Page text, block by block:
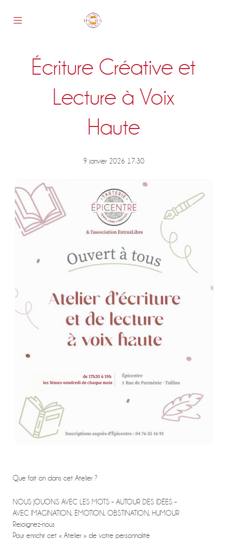
Toggle
Écriture Créative et
Lecture à Voix
Haute
9 janvier 2026 17:30
Que fait on dans cet Atelier ?
NOUS JOUONS AVEC LES MOTS – AUTOUR DES IDÉES –
AVEC IMAGINATION, ÉMOTION, OBSTINATION, HUMOUR
Rejoignez-nous
Pour enrichir cet « Atelier » de votre personnalité